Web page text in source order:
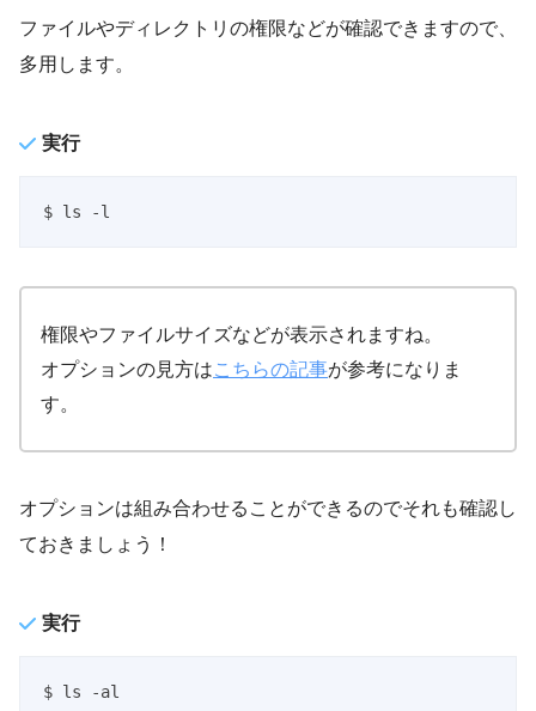
ファイルやディレクトリの権限などが確認できますので、
多用します。
実行
$ ls -l
権限やファイルサイズなどが表示されますね。
オプションの見方はこちらの記事が参考になりま
す。
オプションは組み合わせることができるのでそれも確認し
ておきましょう！
実行
$ ls -al